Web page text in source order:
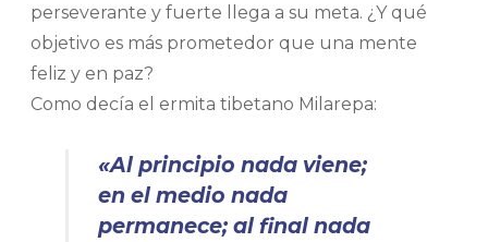
perseverante y fuerte llega a su meta. ¿Y qué
objetivo es más prometedor que una mente
feliz y en paz?
Como decía el ermita tibetano Milarepa:
«Al principio nada viene;
en el medio nada
permanece; al final nada